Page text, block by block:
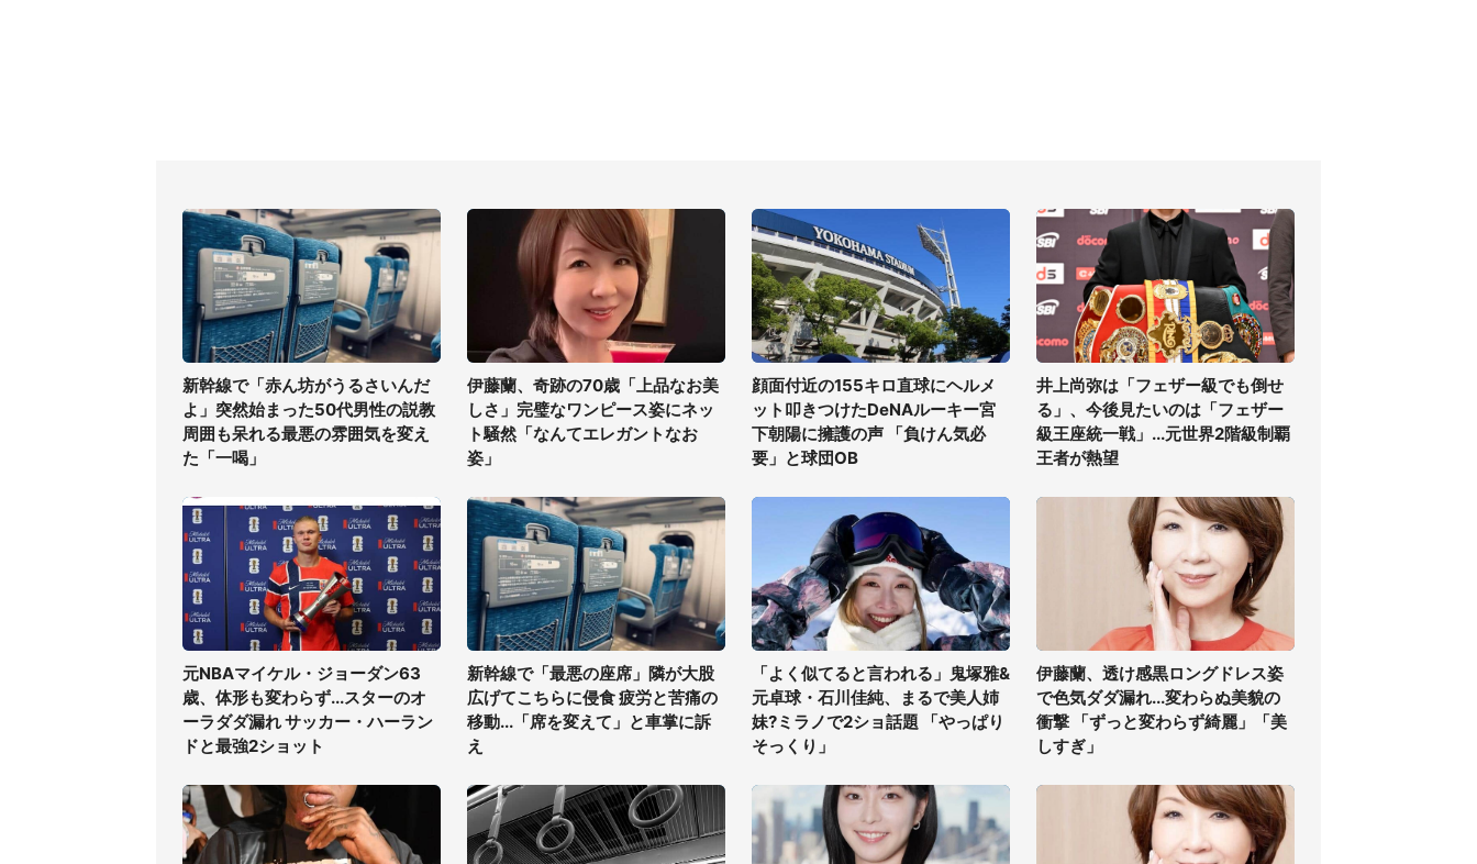
新幹線で「赤ん坊がうるさいんだ
よ」突然始まった50代男性の説教
周囲も呆れる最悪の雰囲気を変え
た「一喝」
伊藤蘭、奇跡の70歳「上品なお美
しさ」完璧なワンピース姿にネッ
ト騒然「なんてエレガントなお
姿」
顔面付近の155キロ直球にヘルメ
ット叩きつけたDeNAルーキー宮
下朝陽に擁護の声 「負けん気必
要」と球団OB
井上尚弥は「フェザー級でも倒せ
る」、今後見たいのは「フェザー
級王座統一戦」...元世界2階級制覇
王者が熱望
元NBAマイケル・ジョーダン63
歳、体形も変わらず...スターのオ
ーラダダ漏れ サッカー・ハーラン
ドと最強2ショット
新幹線で「最悪の座席」隣が大股
広げてこちらに侵食 疲労と苦痛の
移動...「席を変えて」と車掌に訴
え
「よく似てると言われる」鬼塚雅&
元卓球・石川佳純、まるで美人姉
妹?ミラノで2ショ話題 「やっぱり
そっくり」
伊藤蘭、透け感黒ロングドレス姿
で色気ダダ漏れ...変わらぬ美貌の
衝撃 「ずっと変わらず綺麗」「美
しすぎ」